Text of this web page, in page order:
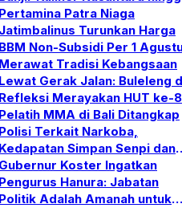
Pesta Kembang Api
Pertamina Patra Niaga
Jatimbalinus Turunkan Harga
BBM Non-Subsidi Per 1
2026
Merawat Tradisi Kebangsaan
Lewat Gerak Jalan: Buleleng
Refleksi Merayakan HUT ke-
RI
Pelatih MMA di Bali Ditangkap
Polisi Terkait Narkoba,
Kedapatan Simpan Senpi dan
Puluhan Amunisi
Gubernur Koster Ingatkan
Pengurus Hanura: Jabatan
Politik Adalah Amanah untuk